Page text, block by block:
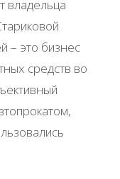
владельца
– это бизнес
средств во